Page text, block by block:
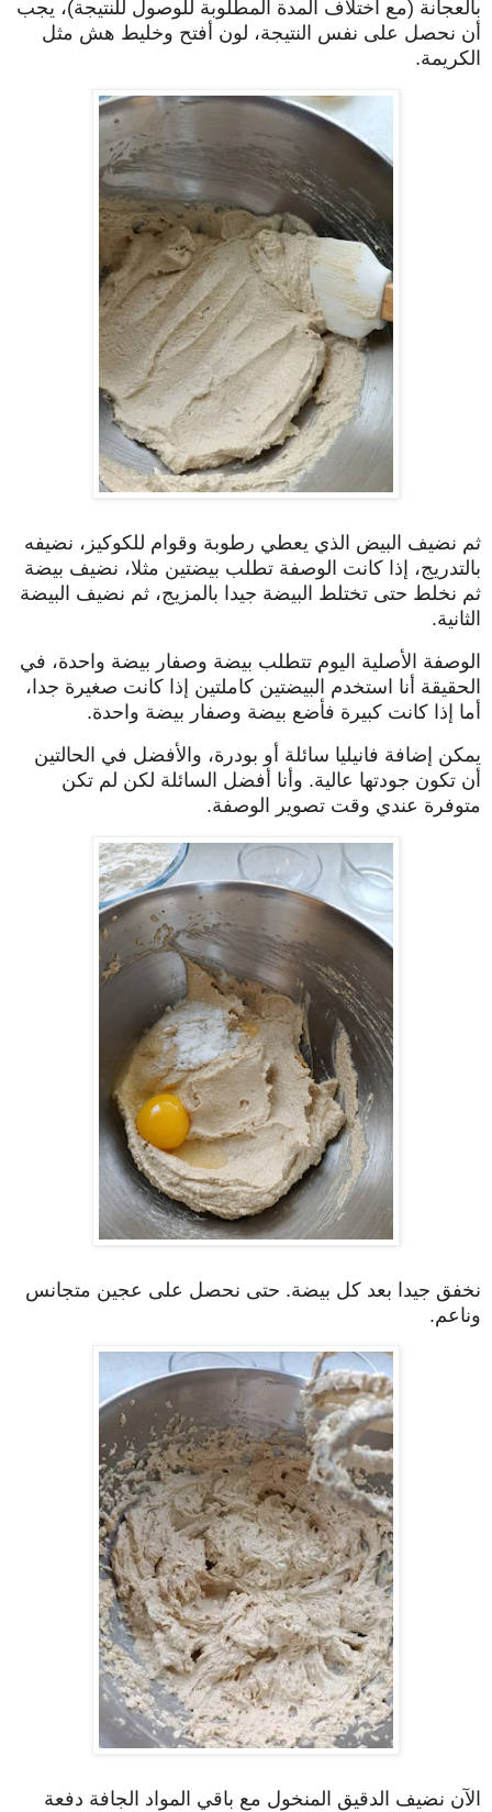
بالعجانة (مع اختلاف المدة المطلوبة للوصول للنتيجة)، يجب
أن نحصل على نفس النتيجة، لون أفتح وخليط هش مثل
الكريمة.
ثم نضيف البيض الذي يعطي رطوبة وقوام للكوكيز، نضيفه
بالتدريج، إذا كانت الوصفة تطلب بيضتين مثلا، نضيف بيضة
ثم نخلط حتى تختلط البيضة جيدا بالمزيج، ثم نضيف البيضة
الثانية.
الوصفة الأصلية اليوم تتطلب بيضة وصفار بيضة واحدة، في
الحقيقة أنا استخدم البيضتين كاملتين إذا كانت صغيرة جدا،
أما إذا كانت كبيرة فأضع بيضة وصفار بيضة واحدة.
يمكن إضافة فانيليا سائلة أو بودرة، والأفضل في الحالتين
أن تكون جودتها عالية. وأنا أفضل السائلة لكن لم تكن
متوفرة عندي وقت تصوير الوصفة.
نخفق جيدا بعد كل بيضة. حتى نحصل على عجين متجانس
وناعم.
الآن نضيف الدقيق المنخول مع باقي المواد الجافة دفعة